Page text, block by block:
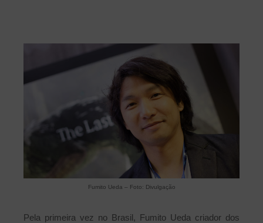
Fumito Ueda – Foto: Divulgação
Pela primeira vez no Brasil, Fumito Ueda criador dos